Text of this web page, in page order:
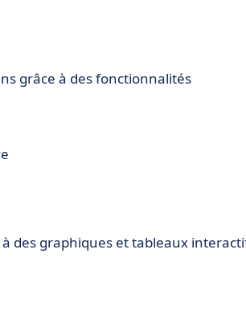
grâce à des fonctionnalités
des graphiques et tableaux